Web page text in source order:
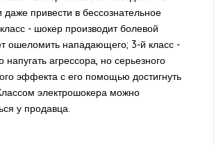
даже привести в бессознательное
- шокер производит болевой
ошеломить нападающего; 3-й класс -
агрессора, но серьезного
эффекта с его помощью достигнуть
электрошокера можно
у продавца.